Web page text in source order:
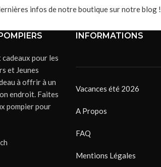
infos de notre boutique sur notre blog !
pour les
et Jeunes
à offrir à un
endroit. Faites
pompier pour
INFORMATIONS
Vacances été 2026
A Propos
FAQ
Mentions Légales